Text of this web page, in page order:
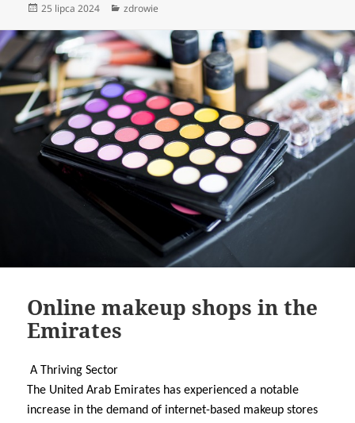
Data
25 lipca 2024 Kategorie
zdrowie
Online makeup shops in the
Emirates
A Thriving Sector
The United Arab Emirates has experienced a notable
increase in the demand of internet-based makeup stores